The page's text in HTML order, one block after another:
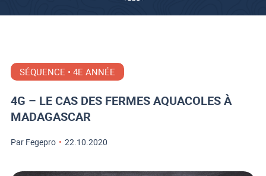
SÉQUENCE • 4E ANNÉE
4G – LE CAS DES FERMES AQUACOLES À
MADAGASCAR
Par Fegepro • 22.10.2020